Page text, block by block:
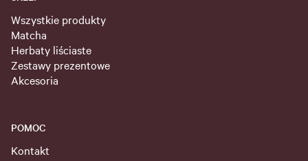
Wszystkie produkty
Matcha
Herbaty liściaste
Zestawy prezentowe
Akcesoria
POMOC
Kontakt